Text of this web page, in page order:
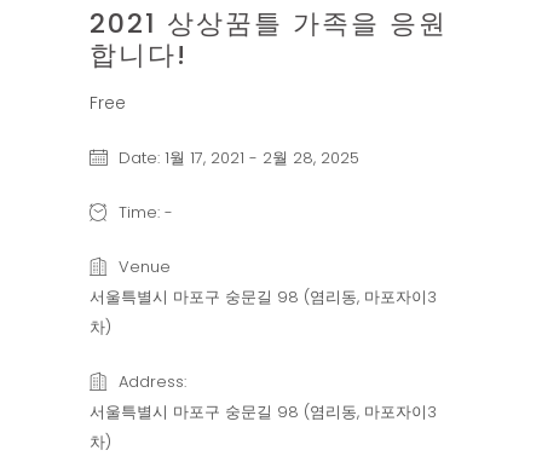
2021 상상꿈틀 가족을 응원
합니다!
Free
Date: 1월 17, 2021 - 2월 28, 2025
Time: -
Venue
서울특별시 마포구 숭문길 98 (염리동, 마포자이3
차)
Address:
서울특별시 마포구 숭문길 98 (염리동, 마포자이3
차)